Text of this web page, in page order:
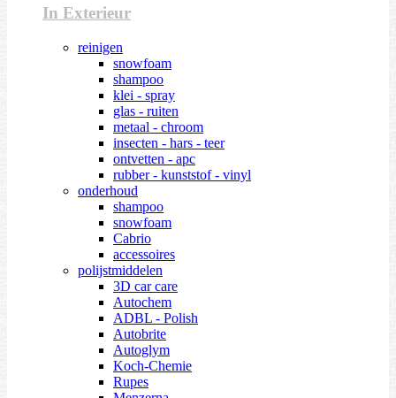
In Exterieur
reinigen
snowfoam
shampoo
klei - spray
glas - ruiten
metaal - chroom
insecten - hars - teer
ontvetten - apc
rubber - kunststof - vinyl
onderhoud
shampoo
snowfoam
Cabrio
accessoires
polijstmiddelen
3D car care
Autochem
ADBL - Polish
Autobrite
Autoglym
Koch-Chemie
Rupes